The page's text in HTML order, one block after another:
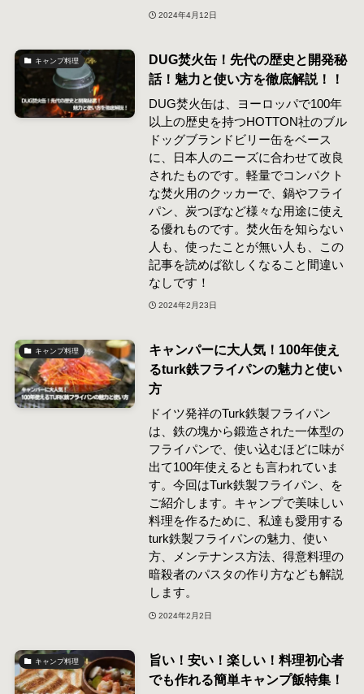
2024年4月12日
キャンプ料理
DUG焚火缶！先代の歴史と開発秘
話！魅力と使い方を徹底解説！！
DUG焚火缶は、ヨーロッパで100年
以上の歴史を持つHOTTON社のブル
ドッグブランドビリー缶をベース
に、日本人のニーズに合わせて改良
されたものです。軽量でコンパクト
な焚火用のクッカーで、鍋やフライ
パン、炭つぼなど様々な用途に使え
る優れものです。焚火缶を知らない
人も、使ったことが無い人も、この
記事を読めば欲しくなること間違い
なしです！
2024年2月23日
キャンプ料理
キャンパーに大人気！100年使え
るturk鉄フライパンの魅力と使い
方
ドイツ発祥のTurk鉄製フライパン
は、鉄の塊から鍛造された一体型の
フライパンで、使い込むほどに味が
出て100年使えるとも言われていま
す。今回はTurk鉄製フライパン、を
ご紹介します。キャンプで美味しい
料理を作るために、私達も愛用する
turk鉄製フライパンの魅力、使い
方、メンテナンス方法、得意料理の
暗殺者のパスタの作り方なども解説
します。
2024年2月2日
キャンプ料理
旨い！安い！楽しい！料理初心者
でも作れる簡単キャンプ飯特集！